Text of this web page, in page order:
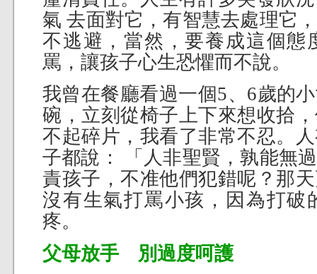
氣 去面對它，有智慧去處理它
不逃避，當然，要養成這個態
罵，讓孩子心生恐懼而不說。
我曾在餐廳看過一個5、6歲的
碗，立刻從椅子上下來想收拾
不起碎片，我看了非常不忍。
子都說： 「人非聖賢，孰能無
責孩子，不准他們犯錯呢？那
沒有生氣打罵小孩，因為打破
疼。
父母放手 別過度呵護